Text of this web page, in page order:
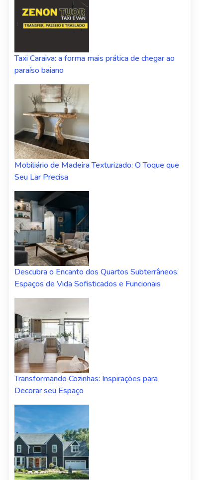
Taxi Caraiva: a forma mais prática de chegar ao
paraíso baiano
Mobiliário de Madeira Texturizado: O Toque que
Seu Lar Precisa
Descubra o Encanto dos Quartos Subterrâneos:
Espaços de Vida Sofisticados e Funcionais
Transformando Cozinhas: Inspirações para
Decorar seu Espaço